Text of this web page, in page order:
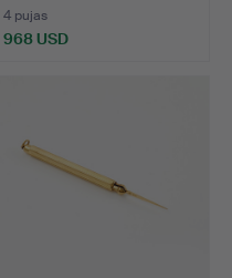
4 pujas
968 USD